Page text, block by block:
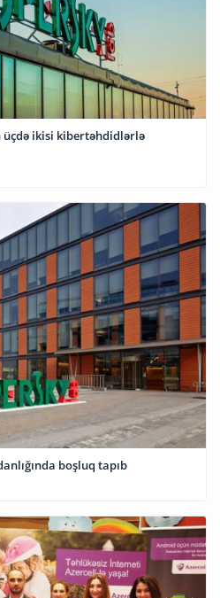
ikisi kibertəhdidlərlə
boşluq tapıb